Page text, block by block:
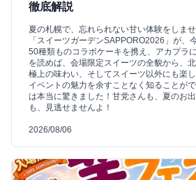
徹底解説
夏の札幌で、忘れられない甘い体験をしま
「スイーツガーデンSAPPORO2026」が、
50種類ものコラボケーキを携え、アカプラ
を読めば、会場限定スイーツの全貌から、
極上の味わい、そしてスイーツ以外にも楽
イベントの魅力を余すことなく知ることが
は本当に驚きました！甘党さんも、夏のお
も、見逃せませんよ！
2026/08/06